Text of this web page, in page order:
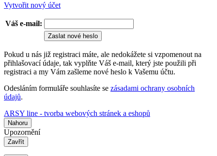
Vytvořit nový účet
Váš e-mail:
Zaslat nové heslo
Pokud u nás již registraci máte, ale nedokážete si vzpomenout na
přihlašovací údaje, tak vyplňte Váš e-mail, který jste použili při
registraci a my Vám zašleme nové heslo k Vašemu účtu.
Odesláním formuláře souhlasíte se zásadami ochrany osobních
údajů.
ARSY line - tvorba webových stránek a eshopů
Nahoru
Upozornění
Zavřít